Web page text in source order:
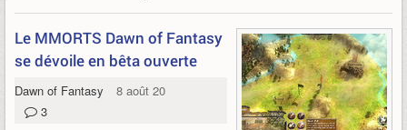
Le MMORTS Dawn of Fantasy
se dévoile en bêta ouverte
Dawn of Fantasy
8 août 2011
3